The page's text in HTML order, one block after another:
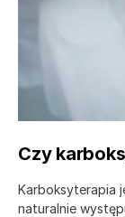
Czy
Karboksyterapia
naturalnie